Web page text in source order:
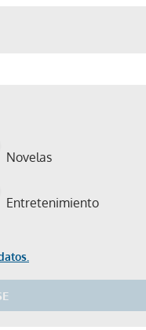
Novelas
Entretenimiento
boletín.